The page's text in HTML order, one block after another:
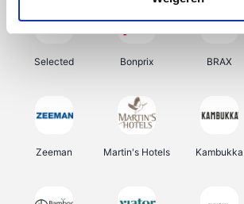
Selected Bonprix BRAX
Zeeman Martin's Hotels Kambukka